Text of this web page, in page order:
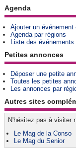
Agenda
Ajouter un événement
Agenda par régions
Liste des événements
Petites annonces
Déposer une petite
Toutes les petites
Les annonces par
Autres sites
N'hésitez pas à visiter
Le Mag de la Conso
Le Mag du Senior